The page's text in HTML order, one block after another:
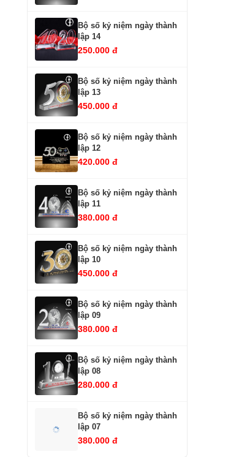
Bộ số kỷ niệm ngày thành
lập 14
250.000 đ
Bộ số kỷ niệm ngày thành
lập 13
450.000 đ
Bộ số kỷ niệm ngày thành
lập 12
420.000 đ
Bộ số kỷ niệm ngày thành
lập 11
380.000 đ
Bộ số kỷ niệm ngày thành
lập 10
450.000 đ
Bộ số kỷ niệm ngày thành
lập 09
380.000 đ
Bộ số kỷ niệm ngày thành
lập 08
280.000 đ
Bộ số kỷ niệm ngày thành
lập 07
380.000 đ